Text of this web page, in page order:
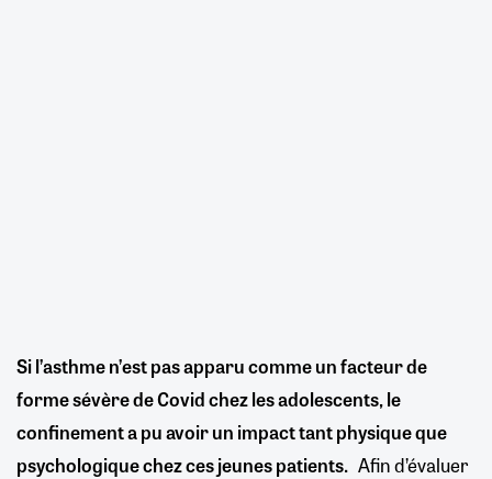
Si l’asthme n’est pas apparu comme un facteur de
forme sévère de Covid chez les adolescents, le
confinement a pu avoir un impact tant physique que
psychologique chez ces jeunes patients. Afin d’évaluer